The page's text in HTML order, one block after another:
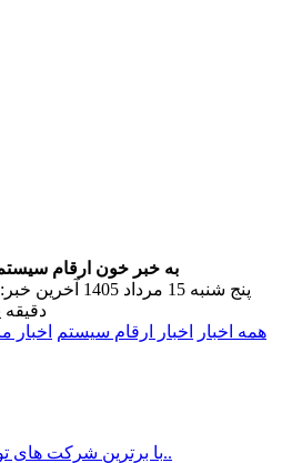
به خبر خون ارقام
پنج شنبه 15 مرداد 1405
همه اخبار
اخبار ارقام سیستم اخبار
با برترین شرکت های تولید کننده آشنا شوید..